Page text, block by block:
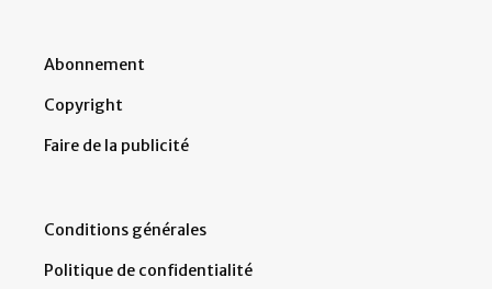
Abonnement
Copyright
Faire de la publicité
Conditions générales
Politique de confidentialité